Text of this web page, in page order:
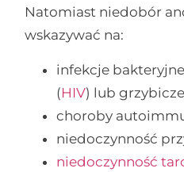
Natomiast niedobór
wskazywać na:
infekcje
(HIV) lub
choroby
niedoczynność
niedoczynność